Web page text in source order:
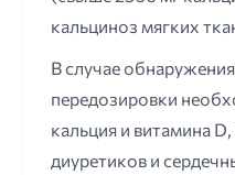
кальциноз мягких
В случае
передозировки
кальция и витамина
диуретиков и